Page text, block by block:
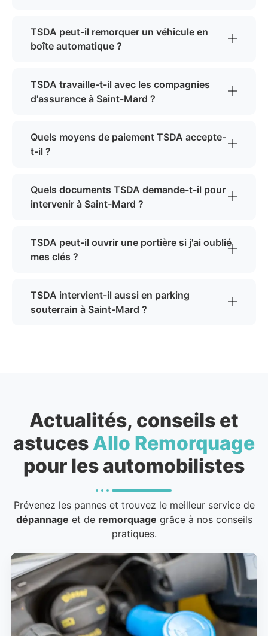
TSDA peut-il remorquer un véhicule en
boîte automatique ?
TSDA travaille-t-il avec les compagnies
d'assurance à Saint-Mard ?
Quels moyens de paiement TSDA accepte-
t-il ?
Quels documents TSDA demande-t-il pour
intervenir à Saint-Mard ?
TSDA peut-il ouvrir une portière si j'ai oublié
mes clés ?
TSDA intervient-il aussi en parking
souterrain à Saint-Mard ?
Actualités, conseils et
astuces Allo Remorquage
pour les automobilistes
Prévenez les pannes et trouvez le meilleur service de
dépannage et de remorquage grâce à nos conseils
pratiques.